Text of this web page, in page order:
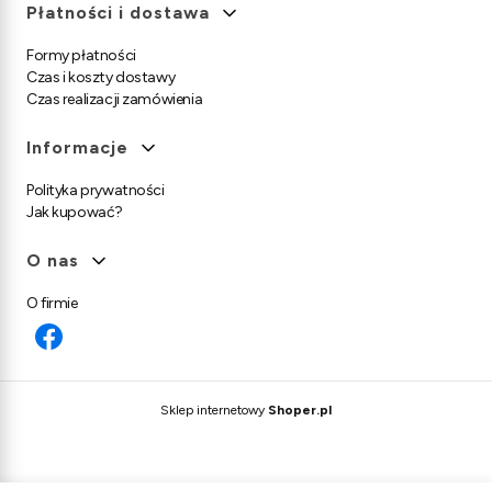
Płatności i dostawa
Formy płatności
Czas i koszty dostawy
Czas realizacji zamówienia
Informacje
Polityka prywatności
Jak kupować?
O nas
O firmie
Sklep internetowy Shoper.pl